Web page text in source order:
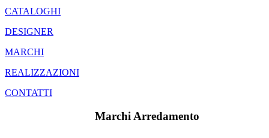
CATALOGHI
DESIGNER
MARCHI
REALIZZAZIONI
CONTATTI
Marchi Arredamento